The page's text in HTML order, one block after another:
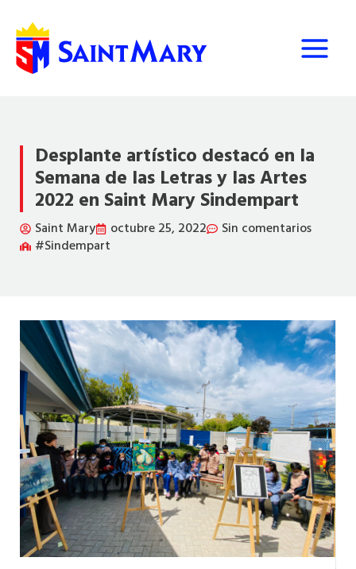
contenido
Desplante artístico destacó en la
Semana de las Letras y las Artes
2022 en Saint Mary Sindempart
Saint Mary octubre 25, 2022
Sin comentarios
#Sindempart